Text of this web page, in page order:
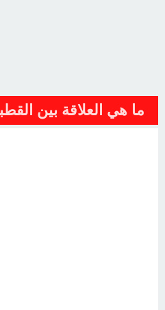
ما هي العلاقة بين